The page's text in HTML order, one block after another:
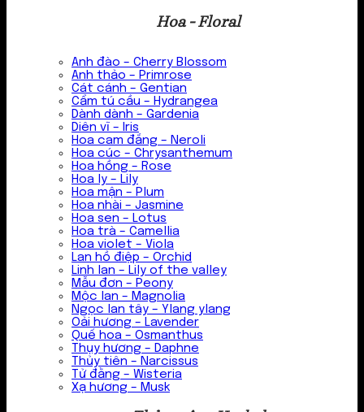
Hoa - Floral
Anh đào – Cherry Blossom
Anh thảo – Primrose
Cát cánh – Gentian
Cẩm tú cầu – Hydrangea
Dành dành – Gardenia
Diên vĩ – Iris
Hoa cam đắng – Neroli
Hoa cúc – Chrysanthemum
Hoa hồng – Rose
Hoa ly – Lily
Hoa mận – Plum
Hoa nhài – Jasmine
Hoa sen – Lotus
Hoa trà – Camellia
Hoa violet – Viola
Lan hồ điệp – Orchid
Linh lan – Lily of the valley
Mẫu đơn – Peony
Mộc lan – Magnolia
Ngọc lan tây – Ylang ylang
Oải hương – Lavender
Quế hoa – Osmanthus
Thụy hương – Daphne
Thủy tiên – Narcissus
Tử đằng – Wisteria
Xạ hương – Musk